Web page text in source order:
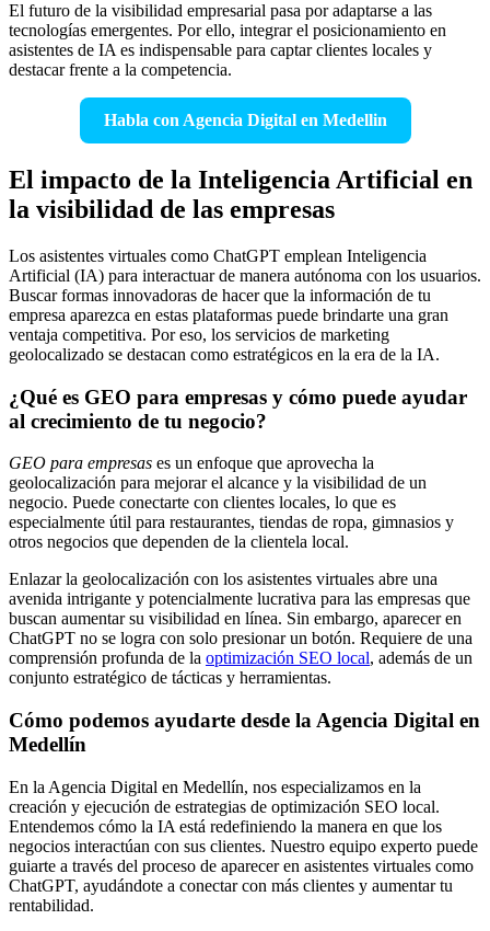
El futuro de la visibilidad empresarial pasa por adaptarse a las
tecnologías emergentes. Por ello, integrar el posicionamiento en
asistentes de IA es indispensable para captar clientes locales y
destacar frente a la competencia.
Habla con Agencia Digital en Medellin
El impacto de la Inteligencia Artificial en
la visibilidad de las empresas
Los asistentes virtuales como ChatGPT emplean Inteligencia
Artificial (IA) para interactuar de manera autónoma con los usuarios.
Buscar formas innovadoras de hacer que la información de tu
empresa aparezca en estas plataformas puede brindarte una gran
ventaja competitiva. Por eso, los servicios de marketing
geolocalizado se destacan como estratégicos en la era de la IA.
¿Qué es GEO para empresas y cómo puede ayudar
al crecimiento de tu negocio?
GEO para empresas es un enfoque que aprovecha la
geolocalización para mejorar el alcance y la visibilidad de un
negocio. Puede conectarte con clientes locales, lo que es
especialmente útil para restaurantes, tiendas de ropa, gimnasios y
otros negocios que dependen de la clientela local.
Enlazar la geolocalización con los asistentes virtuales abre una
avenida intrigante y potencialmente lucrativa para las empresas que
buscan aumentar su visibilidad en línea. Sin embargo, aparecer en
ChatGPT no se logra con solo presionar un botón. Requiere de una
comprensión profunda de la optimización SEO local, además de un
conjunto estratégico de tácticas y herramientas.
Cómo podemos ayudarte desde la Agencia Digital en
Medellín
En la Agencia Digital en Medellín, nos especializamos en la
creación y ejecución de estrategias de optimización SEO local.
Entendemos cómo la IA está redefiniendo la manera en que los
negocios interactúan con sus clientes. Nuestro equipo experto puede
guiarte a través del proceso de aparecer en asistentes virtuales como
ChatGPT, ayudándote a conectar con más clientes y aumentar tu
rentabilidad.